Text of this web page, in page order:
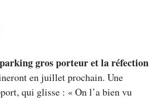
gros porteur et la réfection
en juillet prochain. Une
qui glisse : « On l’a bien vu